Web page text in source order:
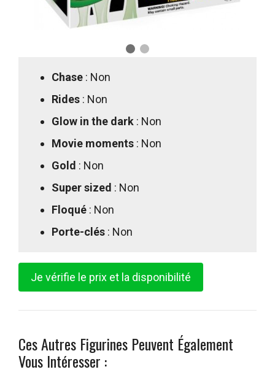
Chase : Non
Rides : Non
Glow in the dark : Non
Movie moments : Non
Gold : Non
Super sized : Non
Floqué : Non
Porte-clés : Non
Je vérifie le prix et la disponibilité
Ces Autres Figurines Peuvent Également
Vous Intéresser :